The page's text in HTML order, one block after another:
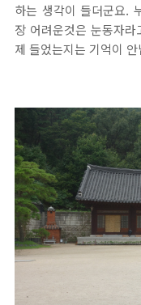
하는 생각이 들더군요.
장 어려운것은 눈동자
제 들었는지는 기억이